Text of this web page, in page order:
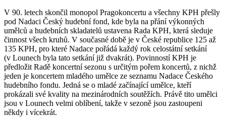
V 90. letech skončil monopol Pragokoncertu a všechny KPH přešly
pod Nadaci Český hudební fond, kde byla na přání výkonných
umělců a hudebních skladatelů ustavena Rada KPH, která sleduje
činnost všech kruhů. V současné době je v České republice 125 až
135 KPH, pro které Nadace pořádá každý rok celostátní setkání
(v Lounech byla tato setkání již dvakrát). Povinností KPH je
předložit Radě koncertní sezonu s určitým pořem koncertů, z nichž
jeden je koncertem mladého umělce ze seznamu Nadace Českého
hudebního fondu. Jedná se o mladé začínající umělce, kteří
prokázali své kvality na mezinárodních soutěžích. Právě tito umělci
jsou v Lounech velmi oblíbení, takže v sezoně jsou zastoupeni
někdy i vícekrát.